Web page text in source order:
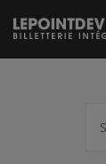
Passer
au
contenu